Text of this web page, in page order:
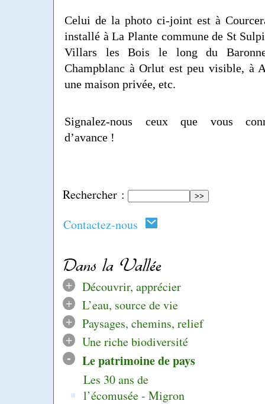
Rechercher :
Contactez-nous
Dans la Vallée
+
Découvrir, apprécier
+
L’eau, source de vie
+
Paysages, chemins, relief
+
Une riche biodiversité
- Le patrimoine de pays
Les 30 ans de
l’écomusée - Migron
Celui de la photo ci-joint est à
installé à La Plante commune de St
Villars les Bois le long du
Champblanc à Orlut est peu visible, à
une maison privée, etc.
Signalez-nous ceux que vous
d’avance !